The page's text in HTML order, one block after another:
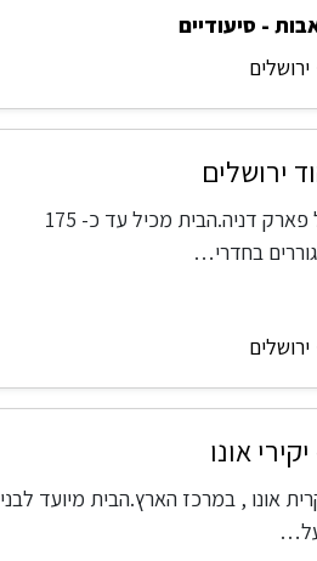
- סיעודיים
ירושלים
ירושלים
דיור מוגן הוד ירושלים שוכן מול פארק דניה.הבית מכיל עד כ- 175
בחדרי…
ירושלים
אונו
אונו , במרכז הארץ.הבית מיועד לבני